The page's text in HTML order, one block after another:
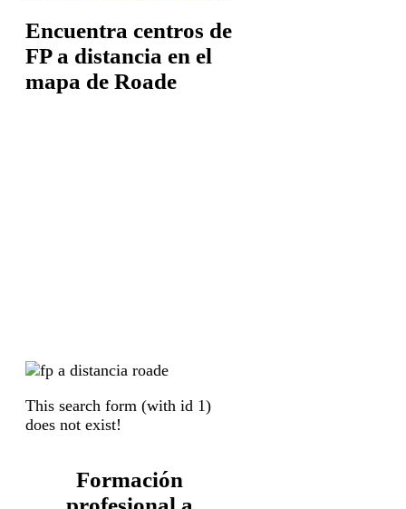
Encuentra centros de
FP a distancia en el
mapa de Roade
This search form (with id 1)
does not exist!
Formación